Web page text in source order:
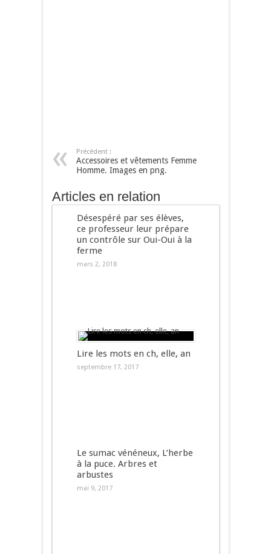
Précédent :
Accessoires et vêtements Femme
Homme. Images en png.
Articles en relation
Désespéré par ses élèves,
ce professeur leur prépare
un contrôle sur Oui-Oui à la
ferme
mars 2, 2018
Lire les mots en ch, elle, an
septembre 17, 2017
Le sumac vénéneux, L’herbe
à la puce. Arbres et
arbustes
mai 9, 2017